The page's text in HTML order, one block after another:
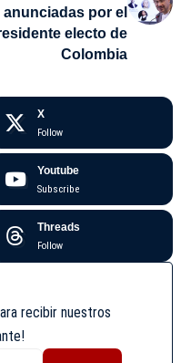
anunciadas por el
electo de
Colombia
X
Follow
Youtube
Subscribe
Threads
Follow
recibir nuestros